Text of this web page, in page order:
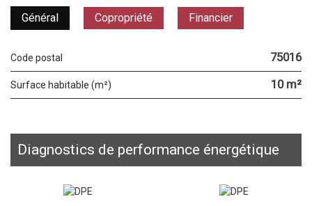
Général Copropriété Financier
Code postal 75016
Surface habitable (m²) 10 m²
diagnostics de performance énergétique